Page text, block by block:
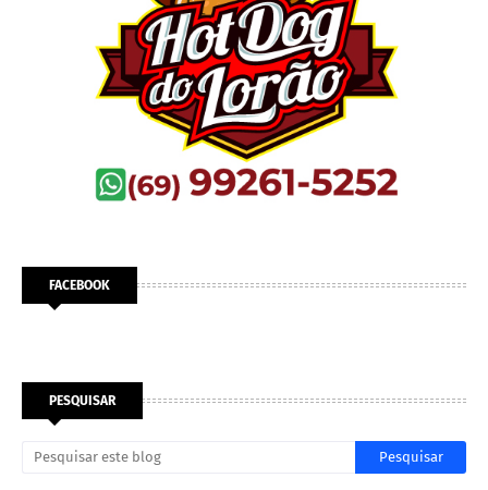
FACEBOOK
PESQUISAR